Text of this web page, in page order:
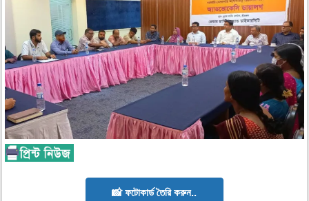
📸 ফটোকার্ড তৈরি করুন..